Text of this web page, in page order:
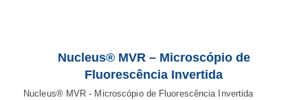
Nucleus® MVR – Microscópio de
Fluorescência Invertida
Nucleus® MVR - Microscópio de Fluorescência Invertida